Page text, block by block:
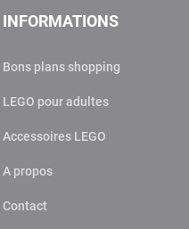
INFORMATIONS
Bons plans shopping
LEGO pour adultes
Accessoires LEGO
A propos
Contact